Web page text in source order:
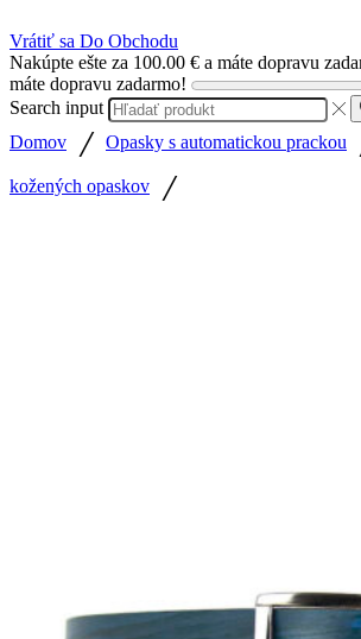
Vrátiť sa Do Obchodu
Nakúpte ešte za 100.00 € a máte dopravu
máte dopravu zadarmo!
Search input
Domov / Opasky s automatickou prackou
kožených opaskov /